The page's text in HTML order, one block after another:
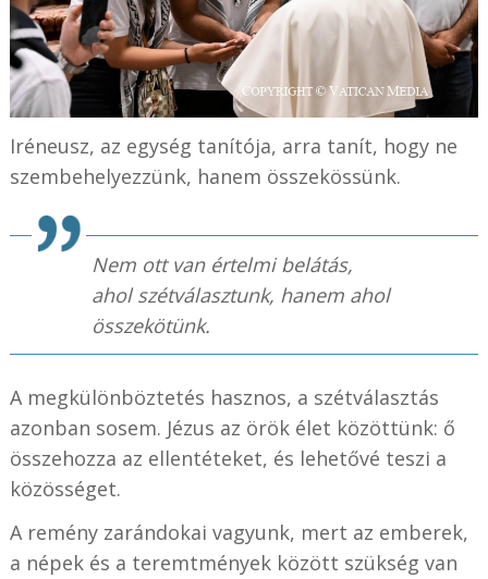
Iréneusz, az egység tanítója, arra tanít, hogy ne
szembehelyezzünk, hanem összekössünk.
Nem ott van értelmi belátás,
ahol szétválasztunk, hanem ahol
összekötünk.
A megkülönböztetés hasznos, a szétválasztás
azonban sosem. Jézus az örök élet közöttünk: ő
összehozza az ellentéteket, és lehetővé teszi a
közösséget.
A remény zarándokai vagyunk, mert az emberek,
a népek és a teremtmények között szükség van